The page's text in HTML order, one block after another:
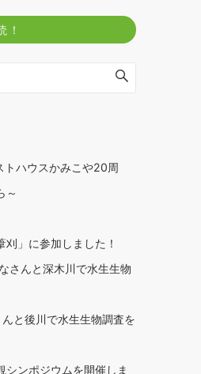
ハウスかみこや20周
～
刈」に参加しました！
さんと深木川で水生生物
と後川で水生生物調査を
シンポジウムを開催しま